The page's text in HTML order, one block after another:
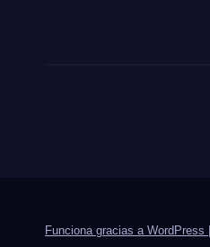
Funciona gracias a WordPress